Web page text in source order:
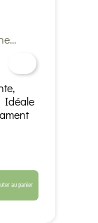
Idéale
au panier